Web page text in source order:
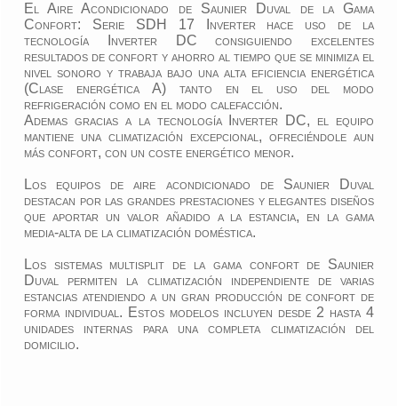
El Aire Acondicionado de Saunier Duval de la Gama
Confort: Serie SDH 17 Inverter hace uso de la
tecnología Inverter DC consiguiendo excelentes
resultados de confort y ahorro al tiempo que se minimiza el
nivel sonoro y trabaja bajo una alta eficiencia energética
(Clase energética A) tanto en el uso del modo
refrigeración como en el modo calefacción.
Ademas gracias a la tecnología Inverter DC, el equipo
mantiene una climatización excepcional, ofreciéndole aun
más confort, con un coste energético menor.
Los equipos de aire acondicionado de Saunier Duval
destacan por las grandes prestaciones y elegantes diseños
que aportar un valor añadido a la estancia, en la gama
media-alta de la climatización doméstica.
Los sistemas multisplit de la gama confort de Saunier
Duval permiten la climatización independiente de varias
estancias atendiendo a un gran producción de confort de
forma individual. Estos modelos incluyen desde 2 hasta 4
unidades internas para una completa climatización del
domicilio.